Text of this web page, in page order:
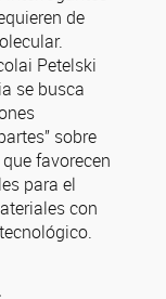
de
Petelski
se busca
sobre
favorecen
para el
con